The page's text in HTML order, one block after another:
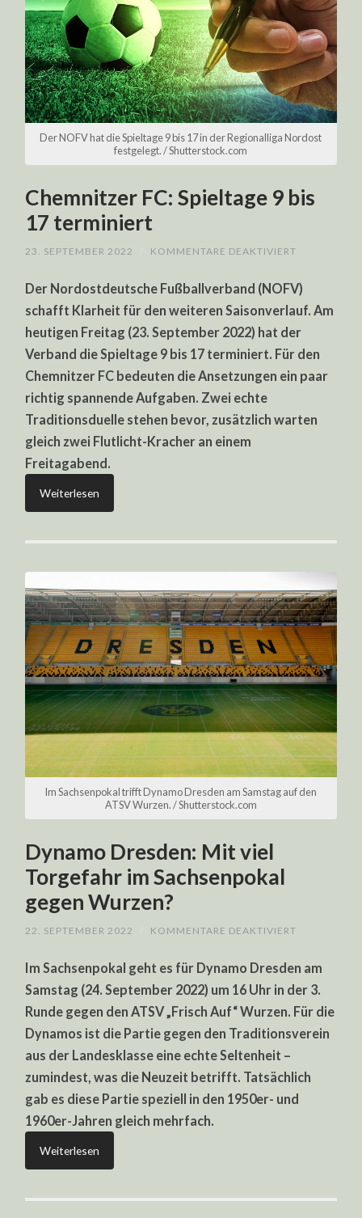
Der NOFV hat die Spieltage 9 bis 17 in der Regionalliga Nordost
festgelegt. / Shutterstock.com
Chemnitzer FC: Spieltage 9 bis
17 terminiert
23. SEPTEMBER 2022 KOMMENTARE DEAKTIVIERT
SPIELTAGE
9
BIS
TERMINIERT
Der Nordostdeutsche Fußballverband (NOFV)
schafft Klarheit für den weiteren Saisonverlauf. Am
heutigen Freitag (23. September 2022) hat der
Verband die Spieltage 9 bis 17 terminiert. Für den
Chemnitzer FC bedeuten die Ansetzungen ein paar
richtig spannende Aufgaben. Zwei echte
Traditionsduelle stehen bevor, zusätzlich warten
gleich zwei Flutlicht-Kracher an einem
Freitagabend.
Weiterlesen
Im Sachsenpokal trifft Dynamo Dresden am Samstag auf den
ATSV Wurzen. / Shutterstock.com
Dynamo Dresden: Mit viel
Torgefahr im Sachsenpokal
gegen Wurzen?
22. SEPTEMBER 2022 KOMMENTARE DEAKTIVIERT
MIT
TORGEFAHR
GEGEN
WURZEN?
Im Sachsenpokal geht es für Dynamo Dresden am
Samstag (24. September 2022) um 16 Uhr in der 3.
Runde gegen den ATSV „Frisch Auf“ Wurzen. Für die
Dynamos ist die Partie gegen den Traditionsverein
aus der Landesklasse eine echte Seltenheit –
zumindest, was die Neuzeit betrifft. Tatsächlich
gab es diese Partie speziell in den 1950er- und
1960er-Jahren gleich mehrfach.
Weiterlesen